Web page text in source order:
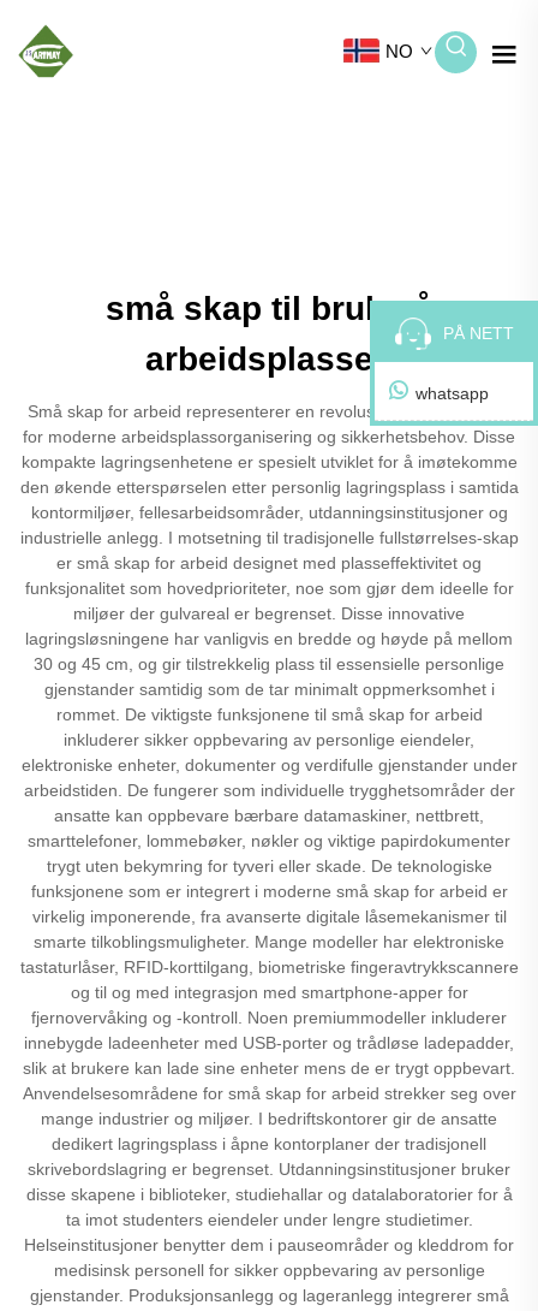
NO
små skap til bruk på
arbeidsplassen
Små skap for arbeid representerer en revolusjonerende løsning
for moderne arbeidsplassorganisering og sikkerhetsbehov. Disse
kompakte lagringsenhetene er spesielt utviklet for å imøtekomme
den økende etterspørselen etter personlig lagringsplass i samtida
kontormiljøer, fellesarbeidsområder, utdanningsinstitusjoner og
industrielle anlegg. I motsetning til tradisjonelle fullstørrelses-skap
er små skap for arbeid designet med plasseffektivitet og
funksjonalitet som hovedprioriteter, noe som gjør dem ideelle for
miljøer der gulvareal er begrenset. Disse innovative
lagringsløsningene har vanligvis en bredde og høyde på mellom
30 og 45 cm, og gir tilstrekkelig plass til essensielle personlige
gjenstander samtidig som de tar minimalt oppmerksomhet i
rommet. De viktigste funksjonene til små skap for arbeid
inkluderer sikker oppbevaring av personlige eiendeler,
elektroniske enheter, dokumenter og verdifulle gjenstander under
arbeidstiden. De fungerer som individuelle trygghetsområder der
ansatte kan oppbevare bærbare datamaskiner, nettbrett,
smarttelefoner, lommebøker, nøkler og viktige papirdokumenter
trygt uten bekymring for tyveri eller skade. De teknologiske
funksjonene som er integrert i moderne små skap for arbeid er
virkelig imponerende, fra avanserte digitale låsemekanismer til
smarte tilkoblingsmuligheter. Mange modeller har elektroniske
tastaturlåser, RFID-korttilgang, biometriske fingeravtrykkscannere
og til og med integrasjon med smartphone-apper for
fjernovervåking og -kontroll. Noen premiummodeller inkluderer
innebygde ladeenheter med USB-porter og trådløse ladepadder,
slik at brukere kan lade sine enheter mens de er trygt oppbevart.
Anvendelsesområdene for små skap for arbeid strekker seg over
mange industrier og miljøer. I bedriftskontorer gir de ansatte
dedikert lagringsplass i åpne kontorplaner der tradisjonell
skrivebordslagring er begrenset. Utdanningsinstitusjoner bruker
disse skapene i biblioteker, studiehallar og datalaboratorier for å
ta imot studenters eiendeler under lengre studietimer.
Helseinstitusjoner benytter dem i pauseområder og kleddrom for
medisinsk personell for sikker oppbevaring av personlige
gjenstander. Produksjonsanlegg og lageranlegg integrerer små
PÅ NETT
whatsapp